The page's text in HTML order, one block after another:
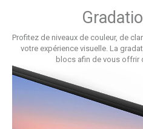
Profitez de niveaux de couleur, de
votre expérience visuelle. La
blocs afin de vous offrir